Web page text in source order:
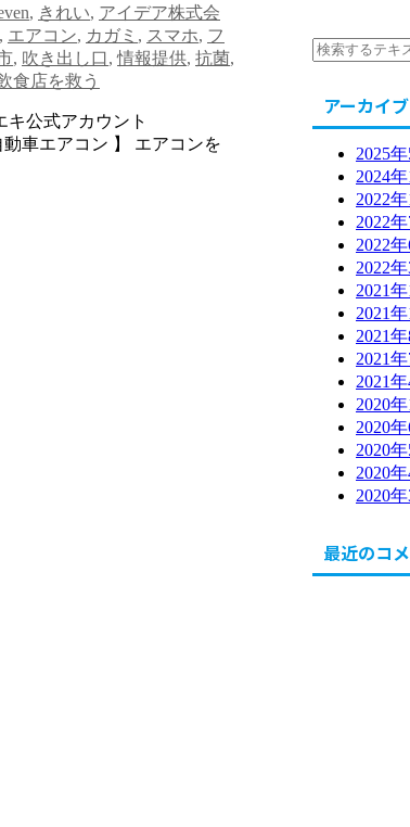
, きれい, アイデア株式会
, エアコン, カガミ , スマホ, フ
, 吹き出し口,情報提供, 抗菌,
食店を救う
ビエキ公式アカウント
アコン 】 エアコンを
アーカイブ
2025年
2024年
2022年
2022年
2022年
2022年
2021年
2021年
2021年
2021年
2021年
2020年
2020年
2020年
2020年
2020年
最近のコ